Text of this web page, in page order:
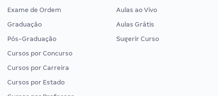
Exame de Ordem
Graduação
Pós-Graduação
Cursos por Concurso
Cursos por Carreira
Cursos por Estado
Aulas ao Vivo
Aulas Grátis
Sugerir Curso